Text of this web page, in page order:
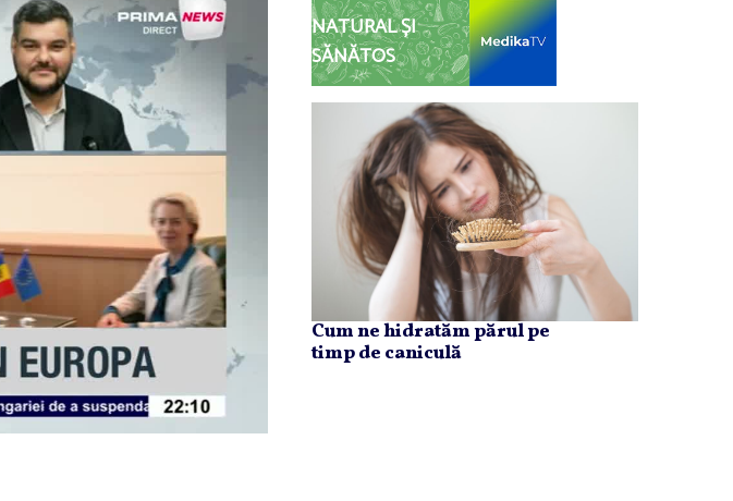
NATURAL ȘI
SĂNĂTOS
Cum ne hidratăm părul pe
timp de caniculă